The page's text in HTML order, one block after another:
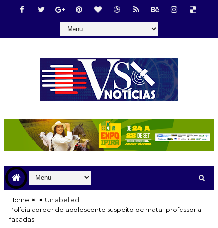
Home
Unlabelled
Polícia apreende adolescente suspeito de matar professor a
facadas